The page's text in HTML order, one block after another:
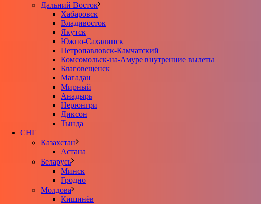
Дальний Восток
Хабаровск
Владивосток
Якутск
Южно-Сахалинск
Петропавловск-Камчатский
Комсомольск-на-Амуре внутренние вылеты
Благовещенск
Магадан
Мирный
Анадырь
Нерюнгри
Диксон
Тында
СНГ
Казахстан
Астана
Беларусь
Минск
Гродно
Молдова
Кишинёв